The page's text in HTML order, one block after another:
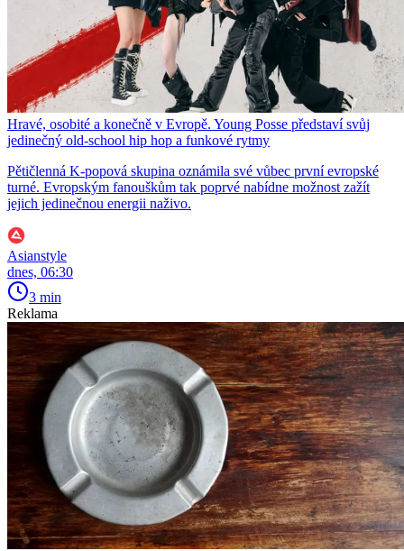
Hravé, osobité a konečně v Evropě. Young Posse představí svůj
jedinečný old-school hip hop a funkové rytmy
Pětičlenná K-popová skupina oznámila své vůbec první evropské
turné. Evropským fanouškům tak poprvé nabídne možnost zažít
jejich jedinečnou energii naživo.
Asianstyle
dnes, 06:30
3 min
Reklama